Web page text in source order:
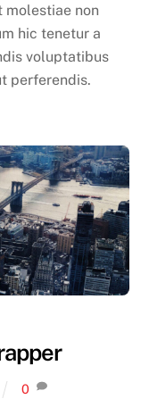
non
hic tenetur a
voluptatibus
perferendis.
0